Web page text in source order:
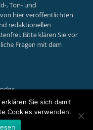
, Ton- und
hier veröffentlichten
redaktionellen
Bitte klären Sie vor
Fragen mit dem
WordPress
Sie sich damit
Cookies verwenden.